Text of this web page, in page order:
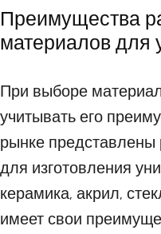
Преимущества
материалов для
При выборе
учитывать его
рынке
для изготовления
керамика, акрил,
имеет свои